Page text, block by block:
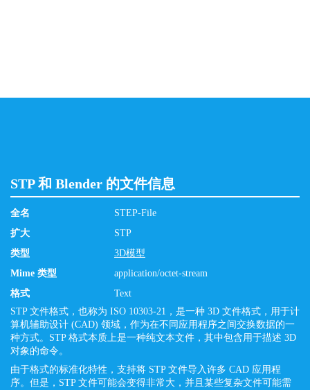
STP 和 Blender 的文件信息
全名
STEP-File
扩大
STP
类型
3D模型
Mime 类型
application/octet-stream
格式
Text
STP 文件格式，也称为 ISO 10303-21，是一种 3D 文件格式，用于计
算机辅助设计 (CAD) 领域，作为在不同应用程序之间交换数据的一
种方式。STP 格式本质上是一种纯文本文件，其中包含用于描述 3D
对象的命令。
由于格式的标准化特性，支持将 STP 文件导入许多 CAD 应用程
序。但是，STP 文件可能会变得非常大，并且某些复杂文件可能需